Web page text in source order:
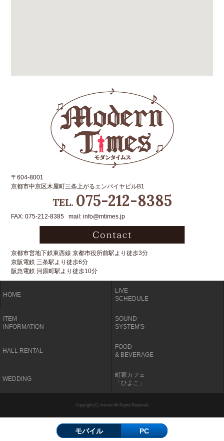
〒604-8001
京都市中京区木屋町三条上がるエンパイヤビルB1
TEL. 075-212-8385
FAX: 075-212-8385 mail: info@mtimes.jp
京都市営地下鉄東西線 京都市役所前駅より徒歩3分
京阪電鉄 三条駅より徒歩6分
阪急電鉄 河原町駅より徒歩10分
HOME
LIVE
SCHEDULE
ITEM
INFORMATION
SOUND
SYSTEM'S
HALL RENTAL
FOOD
& BEVERAGE
WEDDING
町家カフェ
「ひよこ」
Copyright (C) mtimes All Rights Reserved.
モバイル PC